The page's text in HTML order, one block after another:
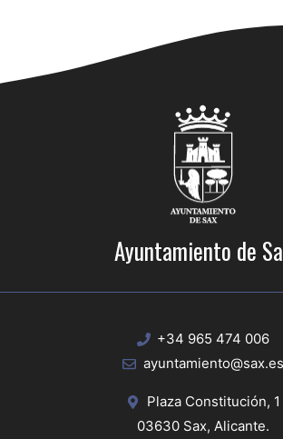
Ayuntamiento de
+34 965 474 006
ayuntamiento@sax.es
Plaza Constitución, 1
03630 Sax, Alicante.